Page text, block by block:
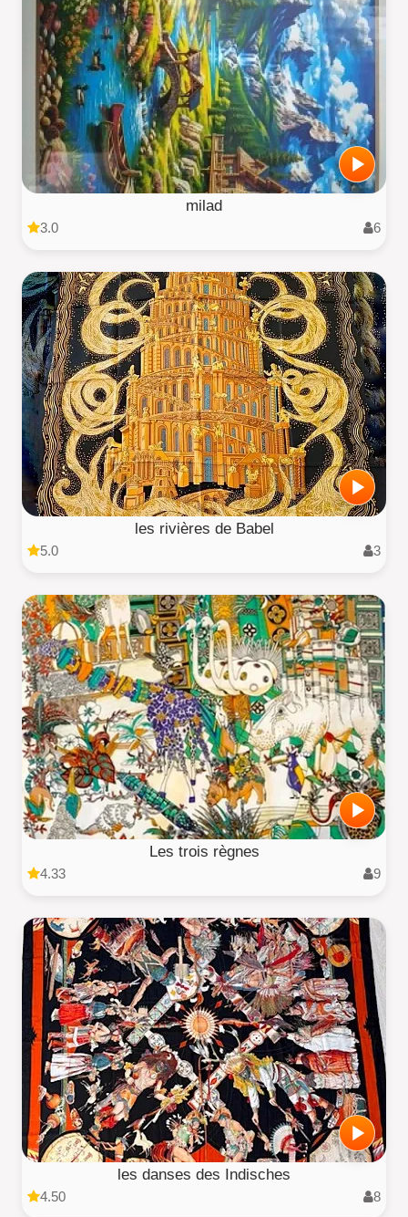
milad
3.0 6
les rivières de Babel
5.0 3
Les trois règnes
4.33 9
les danses des Indisches
4.50 8